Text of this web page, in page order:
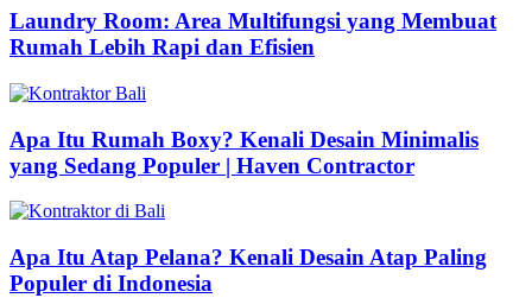
Laundry Room: Area Multifungsi yang Membuat
Rumah Lebih Rapi dan Efisien
Apa Itu Rumah Boxy? Kenali Desain Minimalis
yang Sedang Populer | Haven Contractor
Apa Itu Atap Pelana? Kenali Desain Atap Paling
Populer di Indonesia